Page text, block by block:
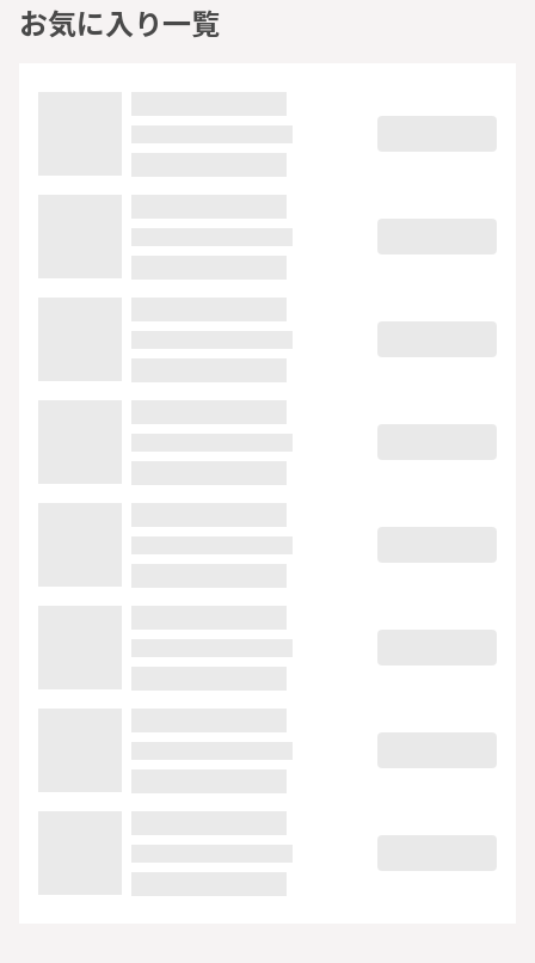
お気に入り一覧